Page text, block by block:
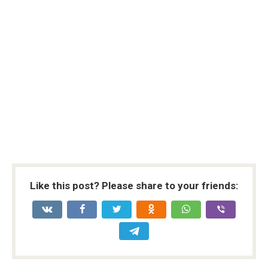
Like this post? Please share to your friends: